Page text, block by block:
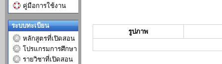
คู่มือการใช้งาน
ระบบทะเบียน
หลักสูตรที่เปิดสอน
โปรแกรมการศึกษา
รายวิชาที่เปิดสอน
รูปภาพ